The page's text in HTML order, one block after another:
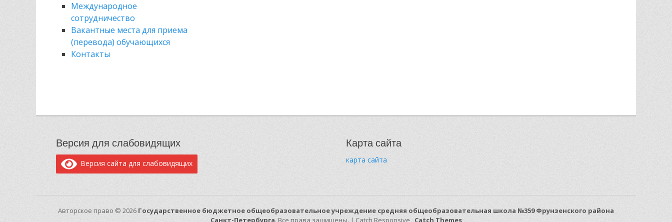
Международное
сотрудничество
Вакантные места для приема
(перевода) обучающихся
Контакты
Версия для слабовидящих
Версия сайта для слабовидящих
Карта сайта
карта сайта
Авторское право © 2026 Государственное бюджетное общеобразовательное учреждение средняя общеобразовательная школа №359 Фрунзенского района
Санкт-Петербурга. Все права защищены. | Catch Responsive Catch Themes